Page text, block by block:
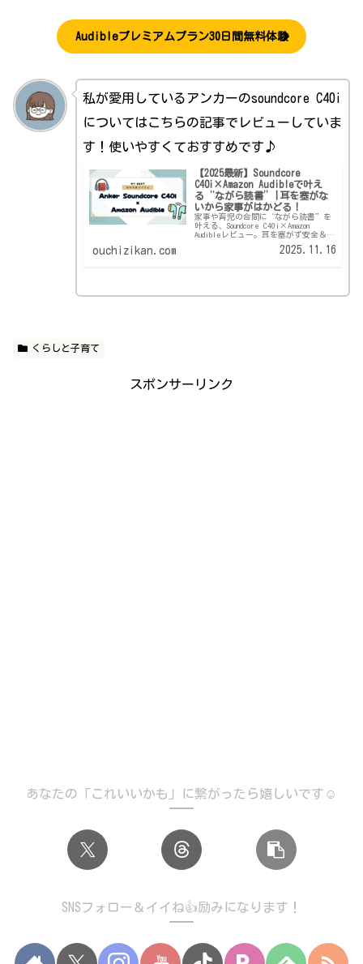
Audibleプレミアムプラン30日間無料体験
私が愛用しているアンカーのsoundcore C40i
についてはこちらの記事でレビューしていま
す！使いやすくておすすめです♪
【2025最新】Soundcore
C40i×Amazon Audibleで叶え
る“ながら読書”|耳を塞がな
いから家事がはかどる！
家事や育児の合間に“ながら読書”を
叶える、Soundcore C40i×Amazon
Audibleレビュー。耳を塞がず安全＆快
適にオーディオブックを楽しむ主婦目
線のリアルな使用感を徹底解説！
ouchizikan.com 2025.11.16
くらしと子育て
スポンサーリンク
あなたの「これいいかも」に繋がったら嬉しいです☺️
SNSフォロー＆イイね👍励みになります！